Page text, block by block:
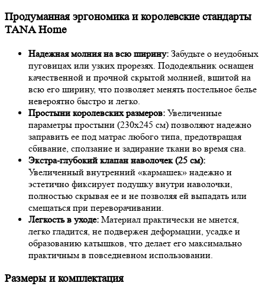
Продуманная эргономика и королевские стандарты
TANA Home
Надежная молния на всю ширину: Забудьте о неудобных
пуговицах или узких прорезях. Пододеяльник оснащен
качественной и прочной скрытой молнией, вшитой на
всю его ширину, что позволяет менять постельное белье
невероятно быстро и легко.
Простыни королевских размеров: Увеличенные
параметры простыни (230х245 см) позволяют надежно
заправить ее под матрас любого типа, предотвращая
сбивание, сползание и задирание ткани во время сна.
Экстра-глубокий клапан наволочек (25 см):
Увеличенный внутренний «кармашек» надежно и
эстетично фиксирует подушку внутри наволочки,
полностью скрывая ее и не позволяя ей выпадать или
смещаться при переворачивании.
Легкость в уходе: Материал практически не мнется,
легко гладится, не подвержен деформации, усадке и
образованию катышков, что делает его максимально
практичным в повседневном использовании.
Размеры и комплектация